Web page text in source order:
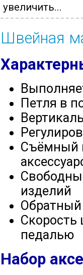
увеличить...
Швейная
Петля в
Съёмный
изделий
Обратный
Скорость
педалью
Набор